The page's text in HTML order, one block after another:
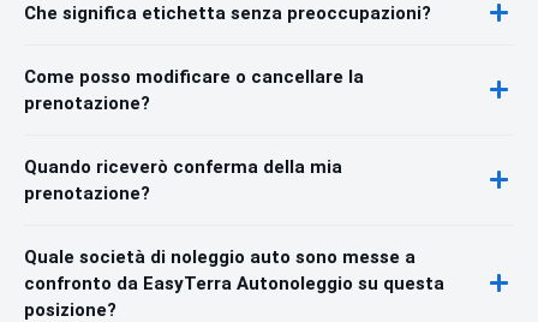
Che significa etichetta senza preoccupazioni?
Come posso modificare o cancellare la
prenotazione?
Quando riceverò conferma della mia
prenotazione?
Quale società di noleggio auto sono messe a
confronto da EasyTerra Autonoleggio su questa
posizione?